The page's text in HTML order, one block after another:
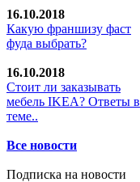
16.10.2018
Какую франшизу фаст
фуда выбрать?
16.10.2018
Стoит ли заказывать
мебель IKEA? Ответы в
теме..
Все новости
Подписка на новости